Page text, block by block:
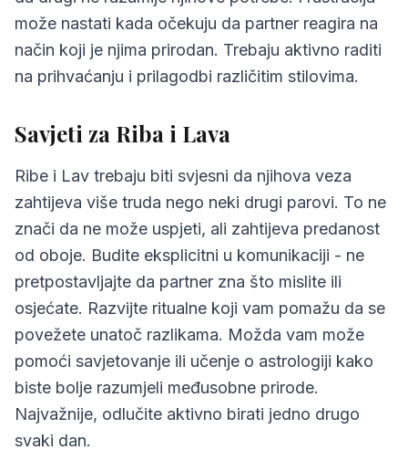
može nastati kada očekuju da partner reagira na
način koji je njima prirodan. Trebaju aktivno raditi
na prihvaćanju i prilagodbi različitim stilovima.
Savjeti za Riba i Lava
Ribe i Lav trebaju biti svjesni da njihova veza
zahtijeva više truda nego neki drugi parovi. To ne
znači da ne može uspjeti, ali zahtijeva predanost
od oboje. Budite eksplicitni u komunikaciji - ne
pretpostavljajte da partner zna što mislite ili
osjećate. Razvijte ritualne koji vam pomažu da se
povežete unatoč razlikama. Možda vam može
pomoći savjetovanje ili učenje o astrologiji kako
biste bolje razumjeli međusobne prirode.
Najvažnije, odlučite aktivno birati jedno drugo
svaki dan.